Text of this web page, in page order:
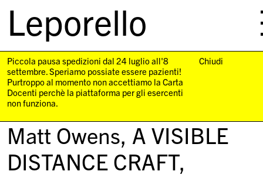
Leporello
navigation
Piccola pausa spedizioni dal 24 luglio all'8
settembre. Speriamo possiate essere pazienti!
Purtroppo al momento non accettiamo la Carta
Docenti perchè la piattaforma per gli esercenti
non funziona.
Chiudi
Matt Owens, A VISIBLE
DISTANCE CRAFT,